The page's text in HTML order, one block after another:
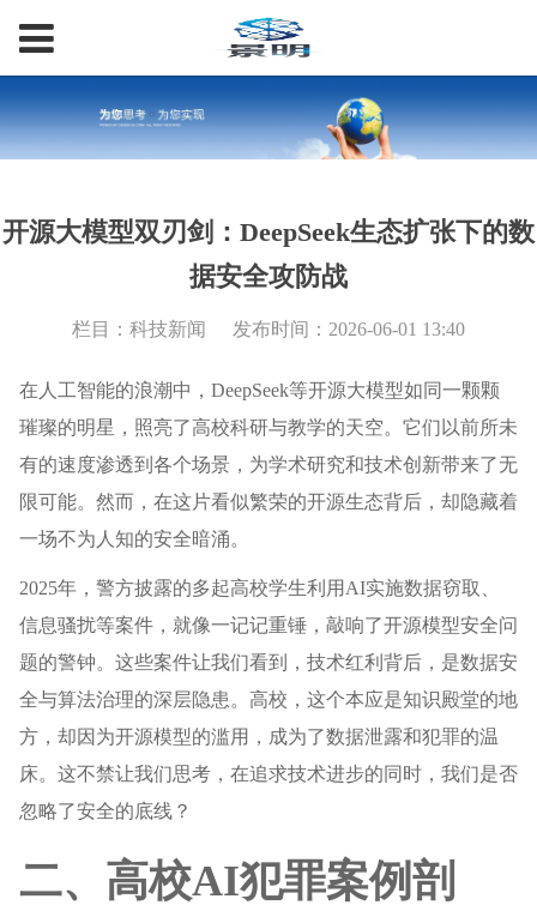
开源大模型双刃剑：DeepSeek生态扩张下的数
据安全攻防战
栏目：科技新闻 发布时间：2026-06-01 13:40
在人工智能的浪潮中，DeepSeek等开源大模型如同一颗颗
璀璨的明星，照亮了高校科研与教学的天空。它们以前所未
有的速度渗透到各个场景，为学术研究和技术创新带来了无
限可能。然而，在这片看似繁荣的开源生态背后，却隐藏着
一场不为人知的安全暗涌。
2025年，警方披露的多起高校学生利用AI实施数据窃取、
信息骚扰等案件，就像一记记重锤，敲响了开源模型安全问
题的警钟。这些案件让我们看到，技术红利背后，是数据安
全与算法治理的深层隐患。高校，这个本应是知识殿堂的地
方，却因为开源模型的滥用，成为了数据泄露和犯罪的温
床。这不禁让我们思考，在追求技术进步的同时，我们是否
忽略了安全的底线？
二、高校AI犯罪案例剖